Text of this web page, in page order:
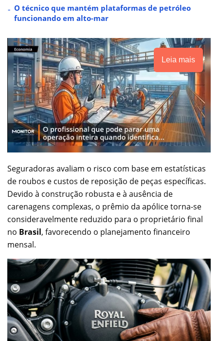
O técnico que mantém plataformas de petróleo
funcionando em alto-mar
Leia mais
Seguradoras avaliam o risco com base em estatísticas
de roubos e custos de reposição de peças específicas.
Devido à construção robusta e à ausência de
carenagens complexas, o prêmio da apólice torna-se
consideravelmente reduzido para o proprietário final
no Brasil, favorecendo o planejamento financeiro
mensal.